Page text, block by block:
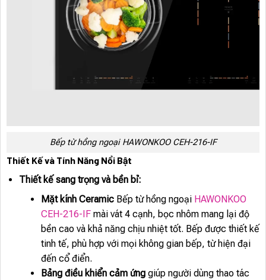
Bếp từ hồng ngoại HAWONKOO CEH-216-IF
Thiết Kế và Tính Năng Nổi Bật
Thiết kế sang trọng và bền bỉ:
Mặt kính Ceramic Bếp từ hồng ngoại HAWONKOO
CEH-216-IFmài vát 4 cạnh, bọc nhôm mang lại độ
bền cao và khả năng chịu nhiệt tốt. Bếp được thiết kế
tinh tế, phù hợp với mọi không gian bếp, từ hiện đại
đến cổ điển.
Bảng điều khiển cảm ứnggiúp người dùng thao tác